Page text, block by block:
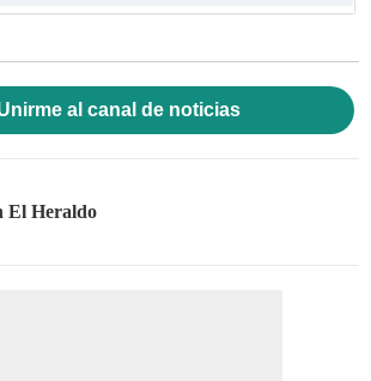
al canal de noticias
El Heraldo